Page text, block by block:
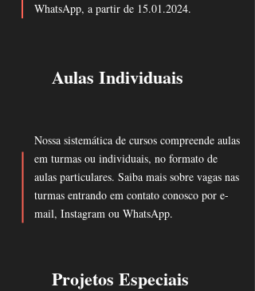
WhatsApp, a partir de 15.01.2024.
Aulas Individuais
Nossa sistemática de cursos compreende aulas
em turmas ou individuais, no formato de
aulas particulares. Saiba mais sobre vagas nas
turmas entrando em contato conosco por e-
mail, Instagram ou WhatsApp.
Projetos Especiais